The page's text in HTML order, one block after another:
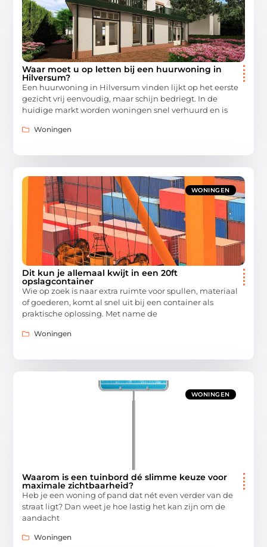
Waar moet u op letten bij een huurwoning in
Hilversum?
Een huurwoning in Hilversum vinden lijkt op het eerste
gezicht vrij eenvoudig, maar schijn bedriegt. In de
huidige markt worden woningen snel verhuurd en is
Woningen
WONINGEN
Dit kun je allemaal kwijt in een 20ft
opslagcontainer
Wie op zoek is naar extra ruimte voor spullen, materiaal
of goederen, komt al snel uit bij een container als
praktische oplossing. Met name de
Woningen
WONINGEN
Waarom is een tuinbord dé slimme keuze voor
maximale zichtbaarheid?
Heb je een woning of pand dat nét even verder van de
straat ligt? Dan weet je hoe lastig het kan zijn om de
aandacht
Woningen